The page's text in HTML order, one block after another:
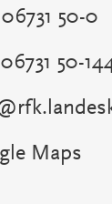
50-0
50-
Maps